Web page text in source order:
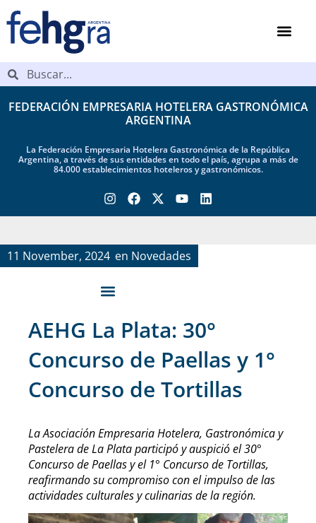
FEDERACIÓN EMPRESARIA HOTELERA GASTRONÓMICA
ARGENTINA
La Federación Empresaria Hotelera Gastronómica de la República
Argentina, a través de sus entidades en todo el país, agrupa a más de
84.000 establecimientos hoteleros y gastronómicos.
11 November, 2024 en Novedades
AEHG La Plata: 30°
Concurso de Paellas y 1°
Concurso de Tortillas
La Asociación Empresaria Hotelera, Gastronómica y
Pastelera de La Plata participó y auspició el 30°
Concurso de Paellas y el 1° Concurso de Tortillas,
reafirmando su compromiso con el impulso de las
actividades culturales y culinarias de la región.